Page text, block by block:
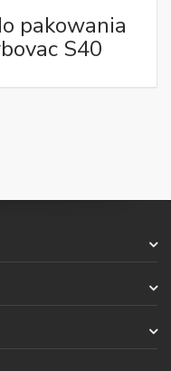
pakowania
S40